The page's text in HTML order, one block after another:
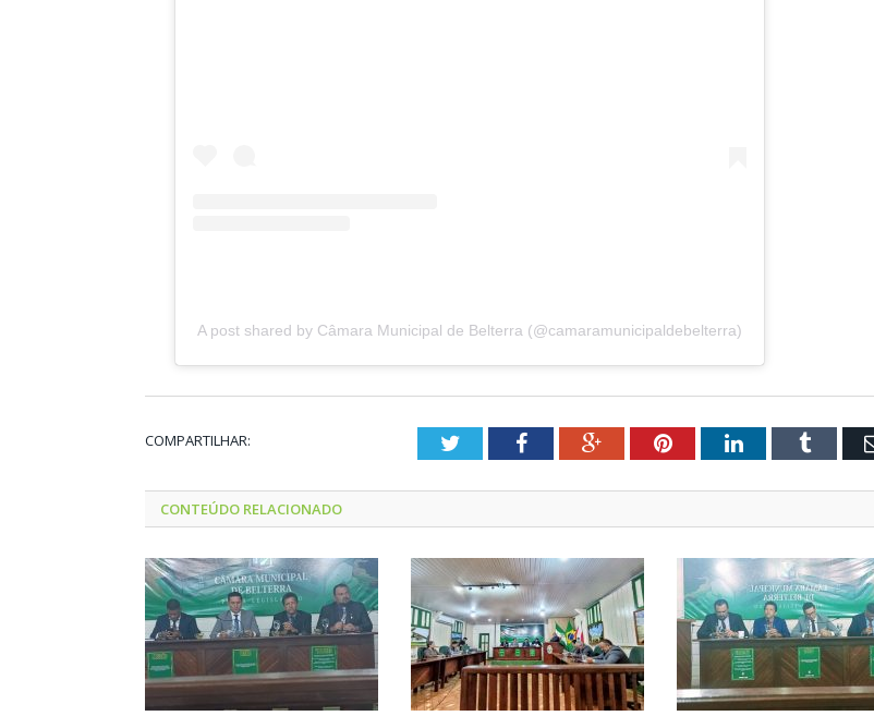
A post shared by Câmara Municipal de Belterra (@camaramunicipaldebelterra)
COMPARTILHAR: TwitterFacebookGoogle+PinterestLinkedInTumblr
CONTEÚDO RELACIONADO